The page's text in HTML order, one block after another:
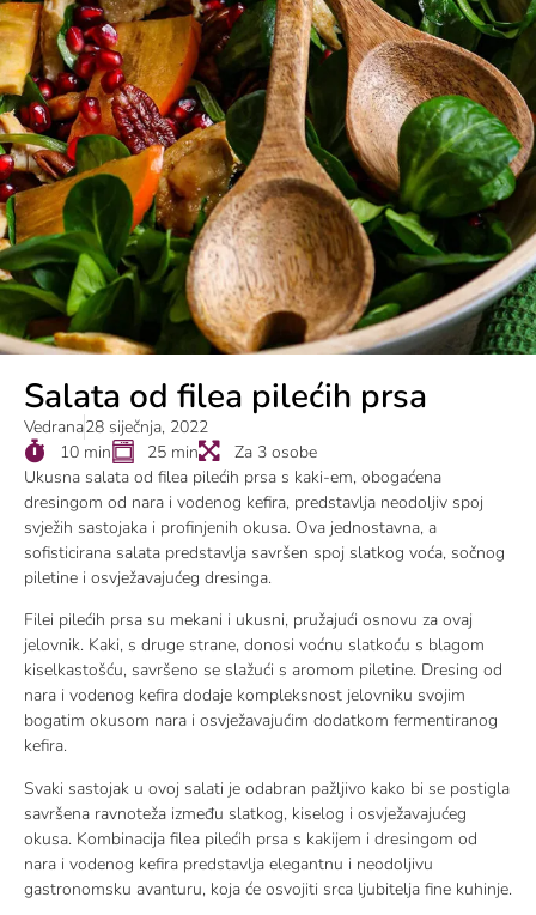
Salata od filea pilećih prsa
Vedrana28 siječnja, 2022
10 min
25 min
Za 3 osobe
Ukusna salata od filea pilećih prsa s kaki-em, obogaćena
dresingom od nara i vodenog kefira, predstavlja neodoljiv spoj
svježih sastojaka i profinjenih okusa. Ova jednostavna, a
sofisticirana salata predstavlja savršen spoj slatkog voća, sočnog
piletine i osvježavajućeg dresinga.
Filei pilećih prsa su mekani i ukusni, pružajući osnovu za ovaj
jelovnik. Kaki, s druge strane, donosi voćnu slatkoću s blagom
kiselkastošću, savršeno se slažući s aromom piletine. Dresing od
nara i vodenog kefira dodaje kompleksnost jelovniku svojim
bogatim okusom nara i osvježavajućim dodatkom fermentiranog
kefira.
Svaki sastojak u ovoj salati je odabran pažljivo kako bi se postigla
savršena ravnoteža između slatkog, kiselog i osvježavajućeg
okusa. Kombinacija filea pilećih prsa s kakijem i dresingom od
nara i vodenog kefira predstavlja elegantnu i neodoljivu
gastronomsku avanturu, koja će osvojiti srca ljubitelja fine kuhinje.